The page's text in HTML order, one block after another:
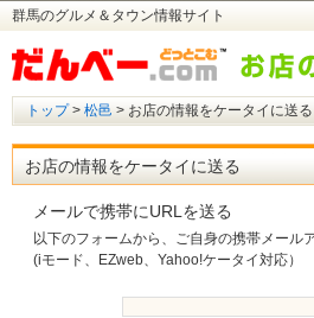
群馬のグルメ＆タウン情報サイト
トップ> 松邑 > お店の情報をケータイに送る
お店の情報をケータイに送る
メールで携帯にURLを送る
以下のフォームから、ご自身の携帯メール
(iモード、EZweb、Yahoo!ケータイ対応）